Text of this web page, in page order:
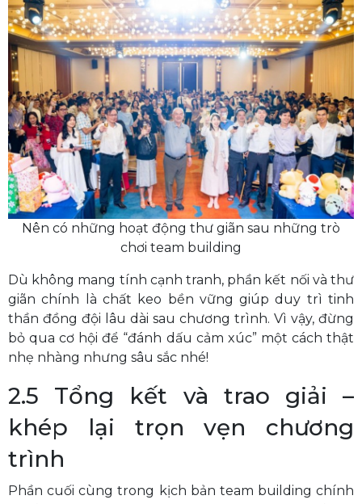
Nên có những hoạt động thư giãn sau những trò
chơi team building
Dù không mang tính cạnh tranh, phần kết nối và thư
giãn chính là chất keo bền vững giúp duy trì tinh
thần đồng đội lâu dài sau chương trình. Vì vậy, đừng
bỏ qua cơ hội để “đánh dấu cảm xúc” một cách thật
nhẹ nhàng nhưng sâu sắc nhé!
2.5 Tổng kết và trao giải –
khép lại trọn vẹn chương
trình
Phần cuối cùng trong kịch bản team building chính